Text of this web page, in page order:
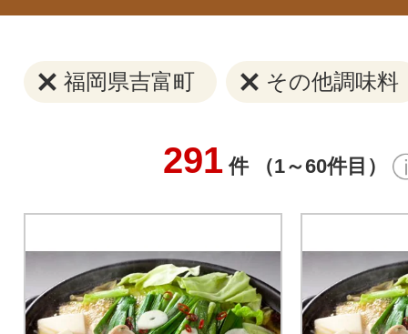
福岡県吉富町 その他調味料
291 件 （1～60件目）